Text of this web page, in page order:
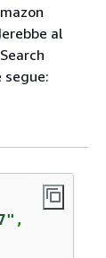
al
segue:
,